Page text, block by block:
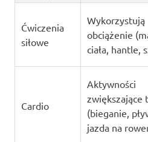
Ćwiczenia
siłowe
Wykorzystują
obciążenie
ciała, hantle,
Cardio
Aktywności
zwiększające
(bieganie,
jazda na